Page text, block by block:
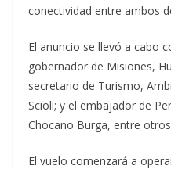
conectividad entre ambos
El anuncio se llevó a cabo
gobernador de Misiones,
secretario de Turismo,
Scioli; y el embajador de
Chocano Burga, entre
El vuelo comenzará a